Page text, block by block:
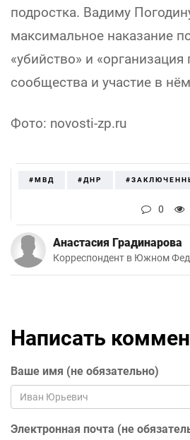
подростка. Вадиму
максимальное наказание
«убийство» и «организация
сообщества и участие в
Фото: novosti-zp.ru
#МВД #ДНР
0
Анастасия Градинарова
Корреспондент в Южном
Написать
Ваше имя (не обязательно)
Электронная почта (не